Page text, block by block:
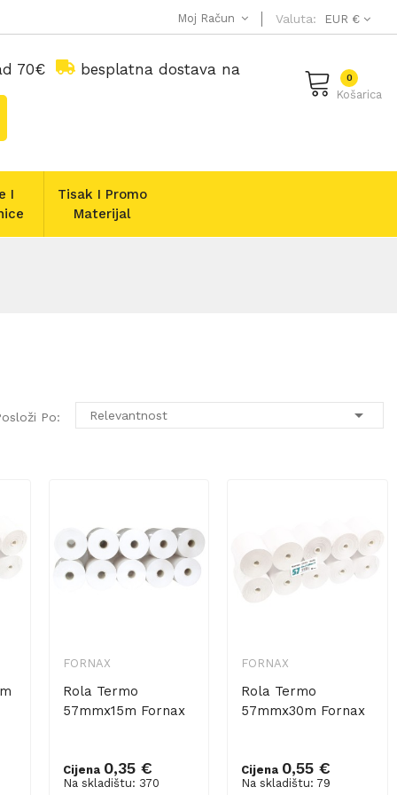
Valuta: EUR €
Moj Račun
Košarica
0
70€ besplatna dostava na
I
Tisak I Promo
Materijal
Po: Relevantnost 
FORNAX
Rola Termo
57mmx15m Fornax
Cijena 0,35 €
Na skladištu: 370
Dodaj u košaricu
FORNAX
Rola Termo
57mmx30m Fornax
Cijena 0,55 €
Na skladištu: 79
Dodaj u košaricu